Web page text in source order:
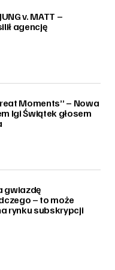
v. MATT –
agencję
Moments” – Nowa
Igi Świątek głosem
gwiazdę
– to może
rynku subskrypcji